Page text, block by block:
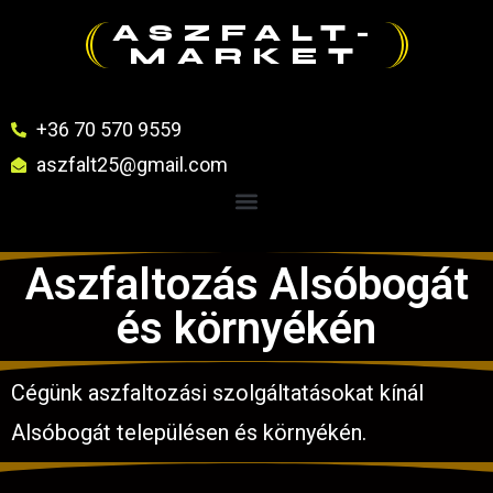
ASZFALT-
MARKET
+36 70 570 9559
aszfalt25@gmail.com
Aszfaltozás Alsóbogát
és környékén
Cégünk aszfaltozási szolgáltatásokat kínál
Alsóbogát településen és környékén.